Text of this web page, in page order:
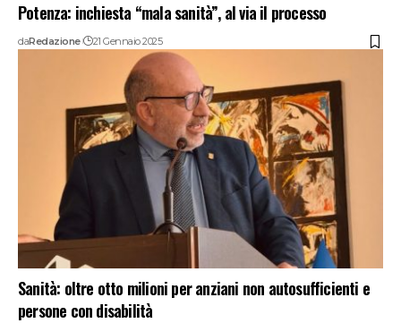
Potenza: inchiesta “mala sanità”, al via il processo
daRedazione 21 Gennaio 2025
Sanità: oltre otto milioni per anziani non autosufficienti e
persone con disabilità